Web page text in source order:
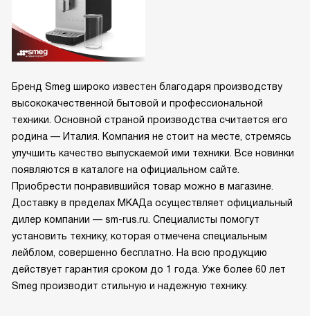
Бренд Smeg широко известен благодаря производству
высококачественной бытовой и профессиональной
техники. Основной страной производства считается его
родина — Италия. Компания не стоит на месте, стремясь
улучшить качество выпускаемой ими техники. Все новинки
появляются в каталоге на официальном сайте.
Приобрести понравившийся товар можно в магазине.
Доставку в пределах МКАДа осуществляет официальный
дилер компании — sm-rus.ru. Специалисты помогут
установить технику, которая отмечена специальным
лейблом, совершенно бесплатно. На всю продукцию
действует гарантия сроком до 1 года. Уже более 60 лет
Smeg производит стильную и надежную технику.